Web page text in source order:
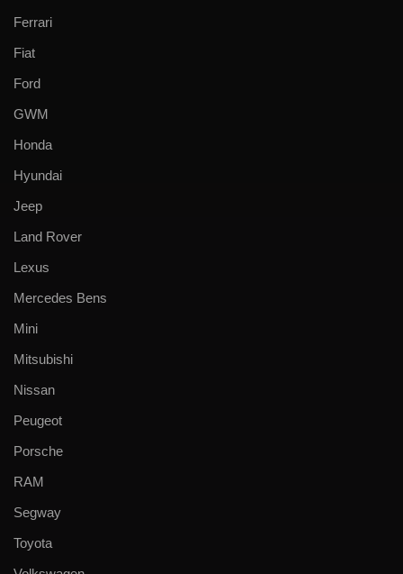
Ferrari
Fiat
Ford
GWM
Honda
Hyundai
Jeep
Land Rover
Lexus
Mercedes Bens
Mini
Mitsubishi
Nissan
Peugeot
Porsche
RAM
Segway
Toyota